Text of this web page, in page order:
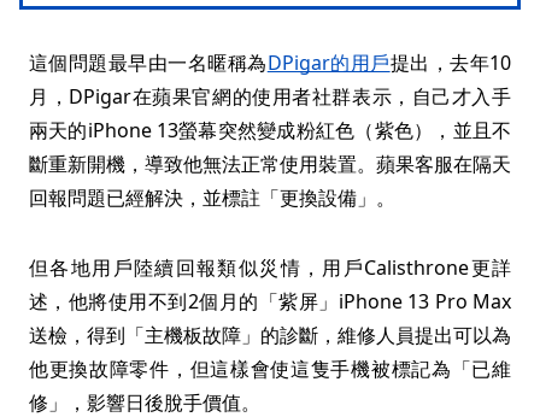
這個問題最早由一名暱稱為DPigar的用戶提出，去年10
月，DPigar在蘋果官網的使用者社群表示，自己才入手
兩天的iPhone 13螢幕突然變成粉紅色（紫色），並且不
斷重新開機，導致他無法正常使用裝置。蘋果客服在隔天
回報問題已經解決，並標註「更換設備」。
但各地用戶陸續回報類似災情，用戶Calisthrone更詳
述，他將使用不到2個月的「紫屏」iPhone 13 Pro Max
送檢，得到「主機板故障」的診斷，維修人員提出可以為
他更換故障零件，但這樣會使這隻手機被標記為「已維
修」，影響日後脫手價值。